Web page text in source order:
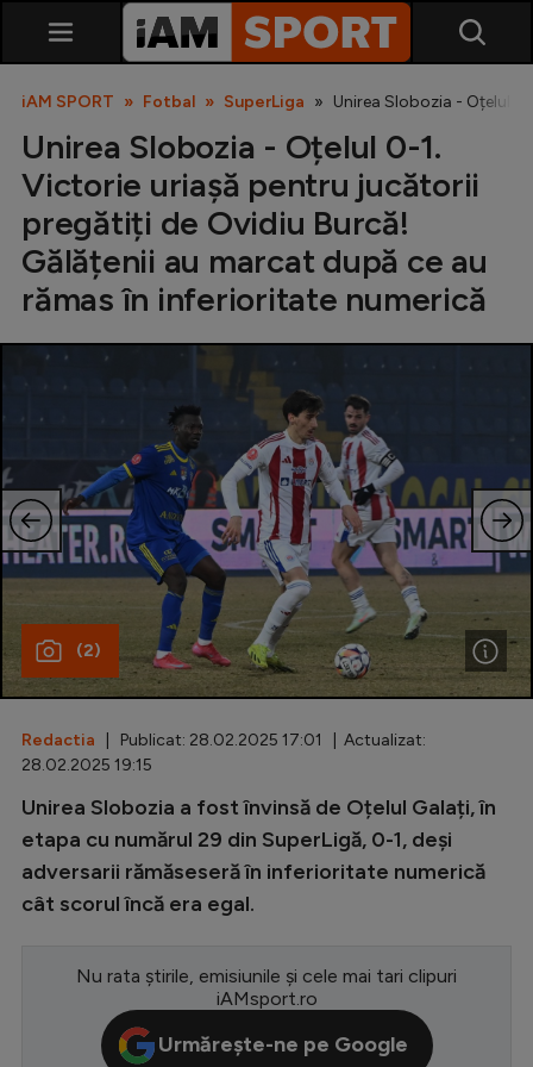
SuperLiga
Echipa Națională
U21
Fotbal feminin
Special
Diverse
Inedit
Champions League
Europa League
Conference League
CM 2026
Premier League
LaLiga
iAM SPORT Fotbal SuperLiga Unirea Slobozia - Oțelul
Unirea Slobozia - Oțelul 0-1.
Victorie uriașă pentru jucătorii
pregătiți de Ovidiu Burcă!
Gălățenii au marcat după ce au
rămas în inferioritate numerică
(2)
Redactia | Publicat: 28.02.2025 17:01 | Actualizat:
28.02.2025 19:15
Unirea Slobozia a fost învinsă de Oțelul Galați, în
etapa cu numărul 29 din SuperLigă, 0-1, deși
adversarii rămăseseră în inferioritate numerică
cât scorul încă era egal.
Nu rata știrile, emisiunile și cele mai tari clipuri
iAMsport.ro
Urmărește-ne pe Google